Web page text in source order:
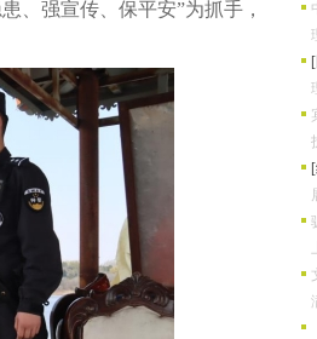
、强宣传、保平安”为抓手，